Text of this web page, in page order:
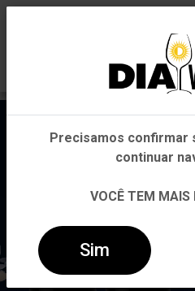
Em que Estado você
Outros
Precisamos confirmar
continuar
VOCÊ TEM MAIS
Sim